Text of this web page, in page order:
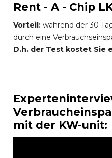
Rent - A - Chip
Vorteil: während der 30
durch eine
D.h. der Test kostet Sie
mit der KW-unit: